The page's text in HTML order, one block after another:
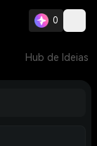
0
Hub de Ideias